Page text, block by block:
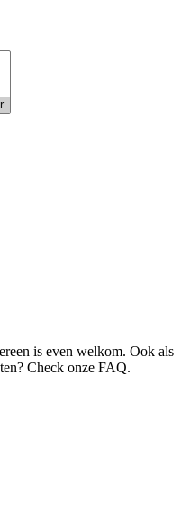
is even welkom. Ook als
Check onze FAQ.